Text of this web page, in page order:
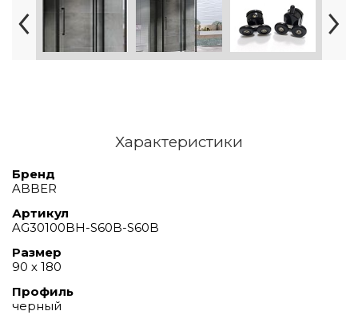
Характеристики
Бренд
ABBER
Артикул
AG30100BH-S60B-S60B
Размер
90 х 180
Профиль
черный